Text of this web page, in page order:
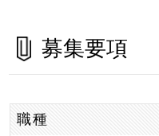
募集要項
職種